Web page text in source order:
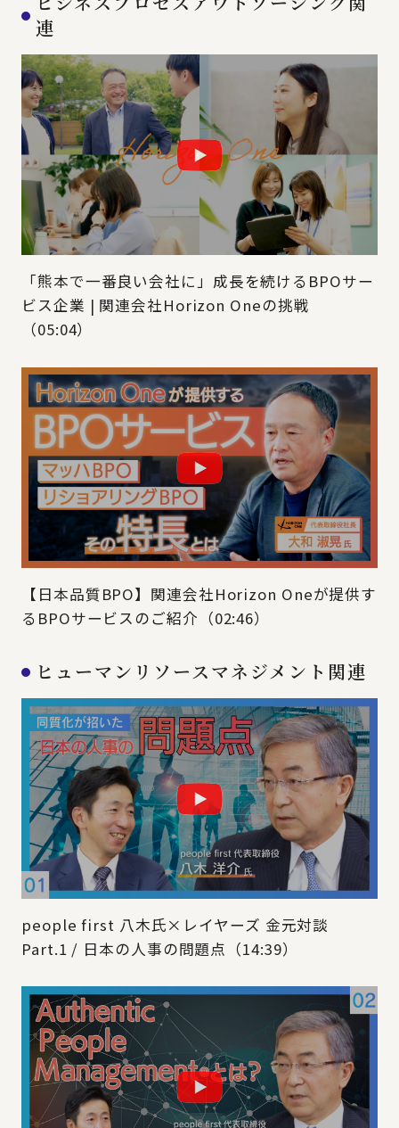
連
「熊本で一番良い会社に」成長を続けるBPOサー
ビス企業 | 関連会社Horizon Oneの挑戦
（05:04）
【日本品質BPO】関連会社Horizon Oneが提供す
るBPOサービスのご紹介（02:46）
ヒューマンリソースマネジメント関連
people first 八木氏×レイヤーズ 金元対談
Part.1 / 日本の人事の問題点（14:39）